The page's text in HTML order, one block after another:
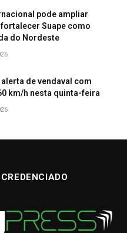
pode ampliar
Suape como
do Nordeste
de vendaval com
km/h nesta quinta-feira